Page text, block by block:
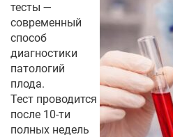
тесты —
современный
способ
диагностики
патологий
плода.
Тест проводится
после 10-ти
полных недель